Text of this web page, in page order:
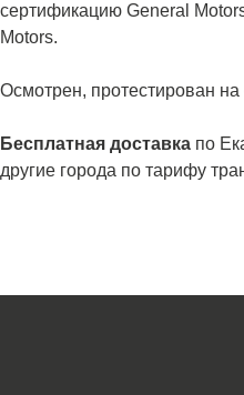
сертификацию General
Motors.
Осмотрен, протестирован на
Бесплатная доставка по
другие города по тарифу